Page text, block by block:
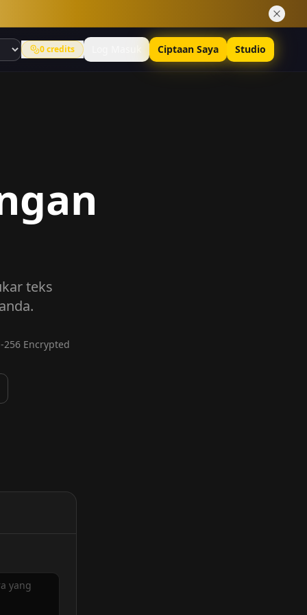
0credits Ciptaan Saya Studio
teks
256 Encrypted